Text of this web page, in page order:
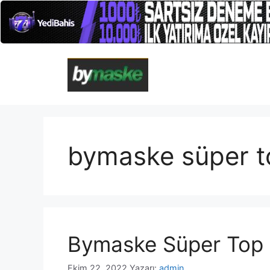
bymaske süper
Bymaske Süper Top
Ekim 22, 2022 Yazarı: admin